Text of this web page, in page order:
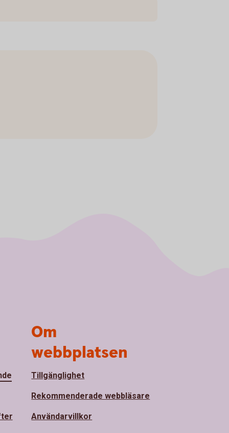
Om
webbplatsen
Tillgänglighet
Rekommenderade webbläsare
Användarvillkor